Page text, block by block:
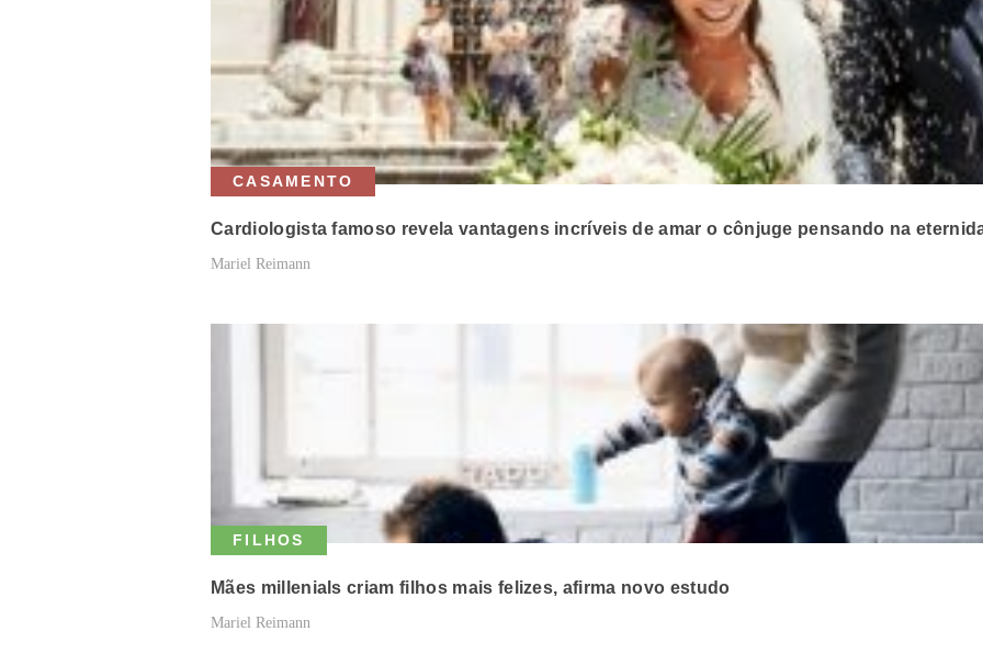
CASAMENTO
Cardiologista famoso revela vantagens incríveis de amar o cônjuge pensando na
Mariel Reimann
FILHOS
Mães millenials criam filhos mais felizes, afirma novo estudo
Mariel Reimann